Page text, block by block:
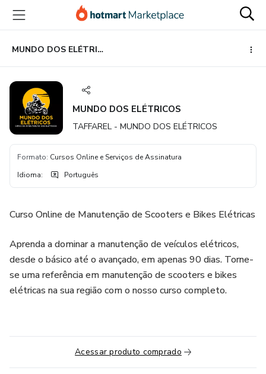
para
conteúdo
principal
para
pagamento
para
rodapé
MUNDO DOS ELÉTRICOS
MUNDO DOS ELÉTRICOS
TAFFAREL - MUNDO DOS ELÉTRICOS
Formato: Cursos Online e Serviços de Assinatura
Idioma: Português
Curso Online de Manutenção de Scooters e Bikes Elétricas
Aprenda a dominar a manutenção de veículos elétricos,
desde o básico até o avançado, em apenas 90 dias. Torne-
se uma referência em manutenção de scooters e bikes
elétricas na sua região com o nosso curso completo.
Acessar produto comprado